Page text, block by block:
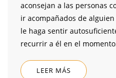
aconsejan a las personas
ir acompañados de
le haga sentir
recurrir a él en el
LEER MÁS